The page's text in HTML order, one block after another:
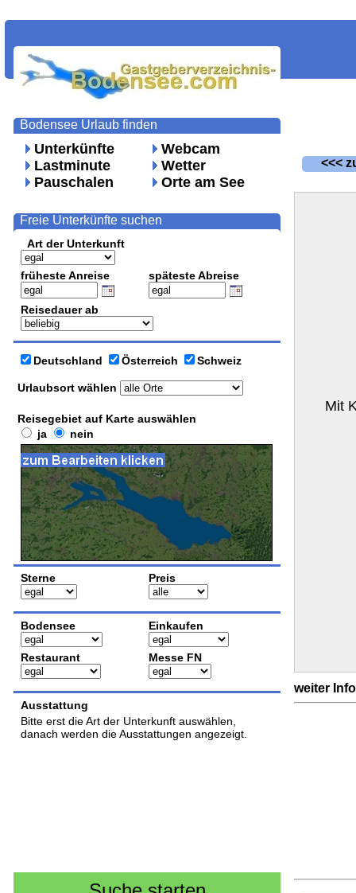
Unterkünfte
Lastminute
Pauschalen
Webcam
Wetter
Orte am See
Bodensee Urlaub finden
Art der Unterkunft
früheste Anreise späteste Abreise
Reisedauer ab
Urlaubsort wählen
Deutschland Österreich Schweiz
Reisegebiet auf Karte auswählen
ja
nein
Sterne Preis
Bodensee Einkaufen
Restaurant Messe FN
Ausstattung
Bitte erst die Art der Unterkunft auswählen,
danach werden die Ausstattungen angezeigt.
Freie Unterkünfte suchen
<<<
Mit
weiter